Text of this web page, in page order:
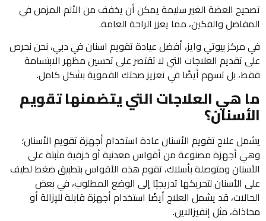
تصحيح العضة الغير سليمة يمكن أن يخفف من الألم المزمن في
المفاصل والفكين، مما يعزز الراحة العامة.
في مركز بيوتي وايز، أفضل عيادة تقويم اسنان في دبي، نحن نحرص
على تقديم العلاجات التي لا تقتصر على تحسين مظهر الابتسامة
فقط، بل تسهم أيضًا في تعزيز صحتك الفموية بشكل كامل.
ما هي العلاجات التي يتضمنها تقويم
الأسنان؟
يشمل علاج تقويم الأسنان عادة استخدام أجهزة تقويم الأسنان؛
وهي أجهزة مصنوعة من أقواس معدنية أو خزفية مثبتة على
الأسنان ومتوصلة بأسلاك، تقوم هذه الأقواس بتطبيق ضغط لطيف
على الأسنان لتحريكها تدريجيًا إلى الوضع المطلوب، في بعض
الحالات، قد يشمل العلاج أيضًا استخدام أجهزة قابلة للإزالة أو
محاذاة، مثل إنفيزالاين.